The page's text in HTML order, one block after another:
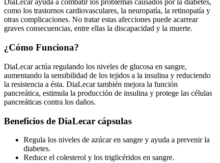
DiaLecar ayuda a combatir los problemas causados por la diabetes,
como los trastornos cardiovasculares, la neuropatía, la retinopatía y
otras complicaciones. No tratar estas afecciones puede acarrear
graves consecuencias, entre ellas la discapacidad y la muerte.
¿Cómo Funciona?
DiaLecar actúa regulando los niveles de glucosa en sangre,
aumentando la sensibilidad de los tejidos a la insulina y reduciendo
la resistencia a ésta. DiaLecar también mejora la función
pancreática, estimula la producción de insulina y protege las células
pancreáticas contra los daños.
Beneficios de DiaLecar cápsulas
Regula los niveles de azúcar en sangre y ayuda a prevenir la
diabetes.
Reduce el colesterol y los triglicéridos en sangre.